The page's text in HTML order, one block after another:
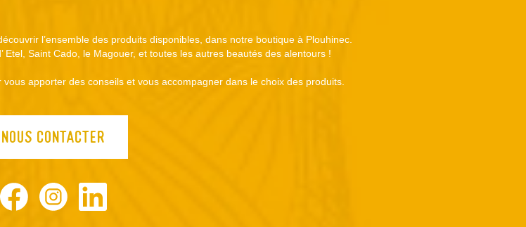
l’ensemble des produits disponibles, dans notre boutique à Plouhinec.
Etel, Saint Cado, le Magouer, et toutes les autres beautés des alentours !
apporter des conseils et vous accompagner dans le choix des produits.
NOUS CONTACTER
FacebookInstagram